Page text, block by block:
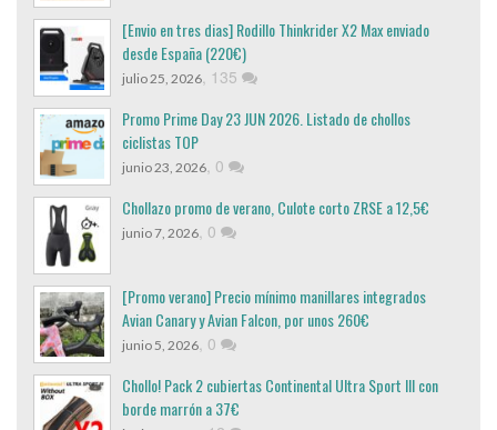
[Envio en tres dias] Rodillo Thinkrider X2 Max enviado
desde España (220€)
julio 25, 2026, 135
Promo Prime Day 23 JUN 2026. Listado de chollos
ciclistas TOP
junio 23, 2026, 0
Chollazo promo de verano, Culote corto ZRSE a 12,5€
junio 7, 2026, 0
[Promo verano] Precio mínimo manillares integrados
Avian Canary y Avian Falcon, por unos 260€
junio 5, 2026, 0
Chollo! Pack 2 cubiertas Continental Ultra Sport III con
borde marrón a 37€